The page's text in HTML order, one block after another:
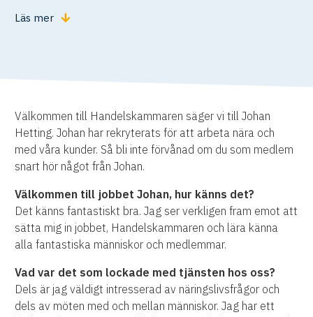
Läs mer
Välkommen till Handelskammaren säger vi till Johan
Hetting. Johan har rekryterats för att arbeta nära och
med våra kunder. Så bli inte förvånad om du som medlem
snart hör något från Johan.
Välkommen till jobbet Johan, hur känns det?
Det känns fantastiskt bra. Jag ser verkligen fram emot att
sätta mig in jobbet, Handelskammaren och lära känna
alla fantastiska människor och medlemmar.
Vad var det som lockade med tjänsten hos oss?
Dels är jag väldigt intresserad av näringslivsfrågor och
dels av möten med och mellan människor. Jag har ett